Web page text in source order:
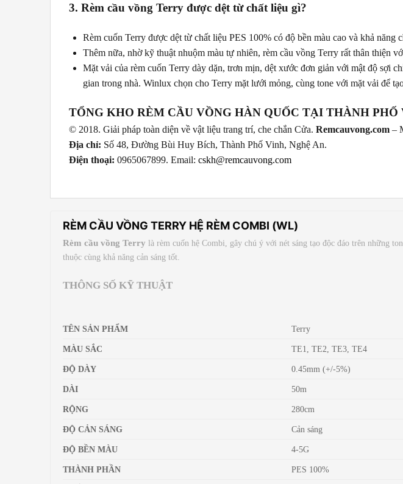
3. Rèm cầu vồng Terry được dệt từ chất liệu gì?
Rèm cuốn Terry được dệt từ chất liệu PES 100% có độ bền màu cao và khả năng
Thêm nữa, nhờ kỹ thuật nhuộm màu tự nhiên, rèm cầu vồng Terry rất thân thiện
Mặt vải của rèm cuốn Terry dày dặn, trơn mịn, dệt xước đơn giản với mật độ sợi
gian trong nhà. Winlux chọn cho Terry mặt lưới mỏng, cùng tone với mặt vải để
TỔNG KHO RÈM CẦU VỒNG HÀN QUỐC TẠI THÀNH PHỐ
© 2018. Giải pháp toàn diện về vật liệu trang trí, che chắn Cửa. Remcauvong.com –
Địa chỉ: Số 48, Đường Bùi Huy Bích, Thành Phố Vinh, Nghệ An.
Điện thoại: 0965067899. Email: cskh@remcauvong.com
RÈM CẦU VỒNG TERRY HỆ RÈM COMBI (WL)
Rèm cầu vồng Terry là rèm cuốn hệ Combi, gây chú ý với nét sáng tạo độc đáo trên những
thuộc cùng khả năng cản sáng tốt.
THÔNG SỐ KỸ THUẬT
TÊN SẢN PHẨM Terry
MÀU SẮC TE1, TE2, TE3, TE4
ĐỘ DÀY 0.45mm (+/-5%)
DÀI 50m
RỘNG 280cm
ĐỘ CẢN SÁNG Cản sáng
ĐỘ BỀN MÀU 4-5G
THÀNH PHẦN PES 100%